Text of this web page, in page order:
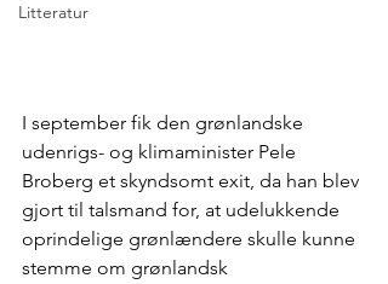
Litteratur
I september fik den grønlandske
udenrigs- og klimaminister Pele
Broberg et skyndsomt exit, da han blev
gjort til talsmand for, at udelukkende
oprindelige grønlændere skulle kunne
stemme om grønlandsk